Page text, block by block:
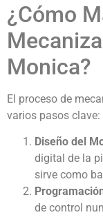
¿Cómo
Monica?
El proceso de
varios pasos clave:
Diseño del
digital de la
sirve como
de control